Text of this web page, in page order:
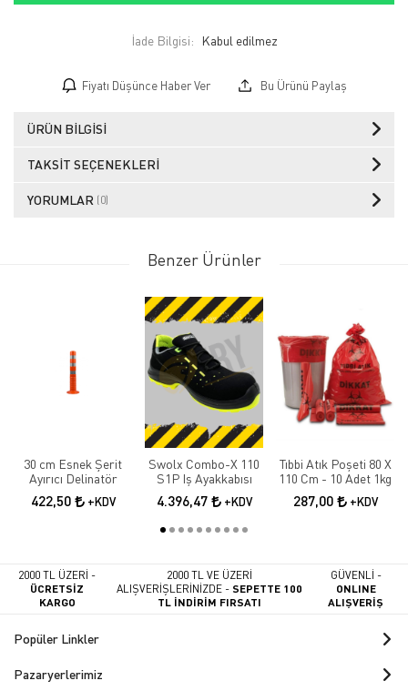
İade Bilgisi:
Fiyatı Düşünce Haber Ver Bu Ürünü Paylaş
ÜRÜN BILGISI
TAKSIT SEÇENEKLERI
YORUMLAR (0)
Benzer Ürünler
30 cm Esnek Şerit
Ayırıcı Delinatör
422,50 +KDV
Swolx Combo-X 110
S1P Iş Ayakkabısı
4.396,47 +KDV
Tıbbi Atık Poşeti 80 X
110 Cm - 10 Adet 1kg
287,00 +KDV
2000 TL ÜZERİ -
ÜCRETSİZ
KARGO
2000 TL VE ÜZERİ
ALIŞVERİŞLERİNİZDE -SEPETTE 100
TL İNDİRİM FIRSATI
GÜVENLİ -
ONLINE
ALIŞVERİŞ
Popüler Linkler
Pazaryerlerimiz